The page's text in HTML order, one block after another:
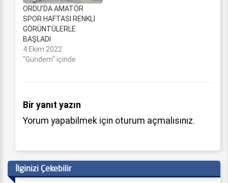
ORDU’DA AMATÖR
SPOR HAFTASI RENKLİ
GÖRÜNTÜLERLE
BAŞLADI
4 Ekim 2022
"Gündem" içinde
Bir yanıt yazın
Yorum yapabilmek için oturum açmalısınız.
İlginizi Çekebilir